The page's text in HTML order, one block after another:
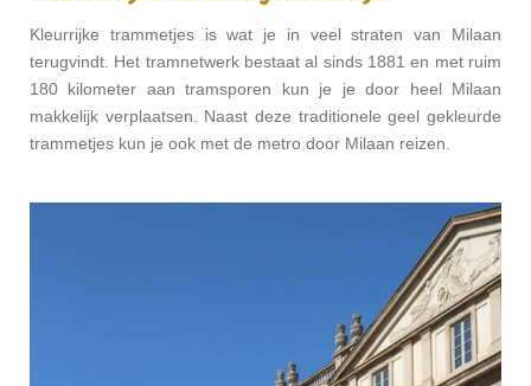
Kleurrijke trammetjes is wat je in veel straten van Milaan
terugvindt. Het tramnetwerk bestaat al sinds 1881 en met ruim
180 kilometer aan tramsporen kun je je door heel Milaan
makkelijk verplaatsen. Naast deze traditionele geel gekleurde
trammetjes kun je ook met de metro door Milaan reizen.